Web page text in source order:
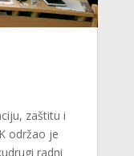
zaštitu i
održao je
radni